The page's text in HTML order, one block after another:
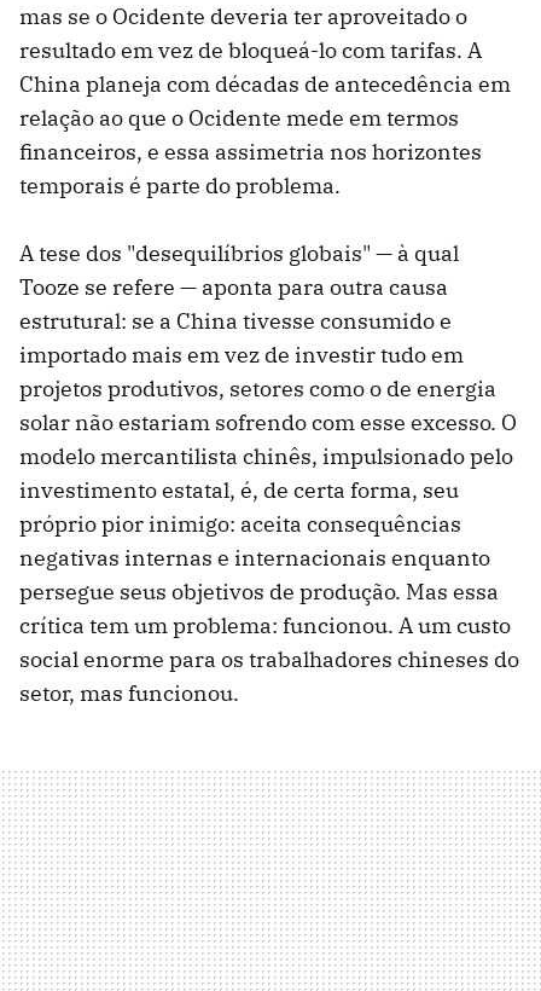
mas se o Ocidente deveria ter aproveitado o
resultado em vez de bloqueá-lo com tarifas. A
China planeja com décadas de antecedência em
relação ao que o Ocidente mede em termos
financeiros, e essa assimetria nos horizontes
temporais é parte do problema.
A tese dos "desequilíbrios globais" — à qual
Tooze se refere — aponta para outra causa
estrutural: se a China tivesse consumido e
importado mais em vez de investir tudo em
projetos produtivos, setores como o de energia
solar não estariam sofrendo com esse excesso. O
modelo mercantilista chinês, impulsionado pelo
investimento estatal, é, de certa forma, seu
próprio pior inimigo: aceita consequências
negativas internas e internacionais enquanto
persegue seus objetivos de produção. Mas essa
crítica tem um problema: funcionou. A um custo
social enorme para os trabalhadores chineses do
setor, mas funcionou.